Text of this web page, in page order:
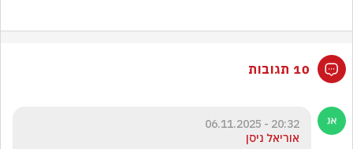
10 תגובות
20:32 - 06.11.2025
אוריאל ניסן